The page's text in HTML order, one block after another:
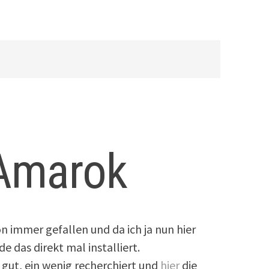
immer gefallen und da ich ja nun hier
das direkt mal installiert.
ein wenig recherchiert und hierdie